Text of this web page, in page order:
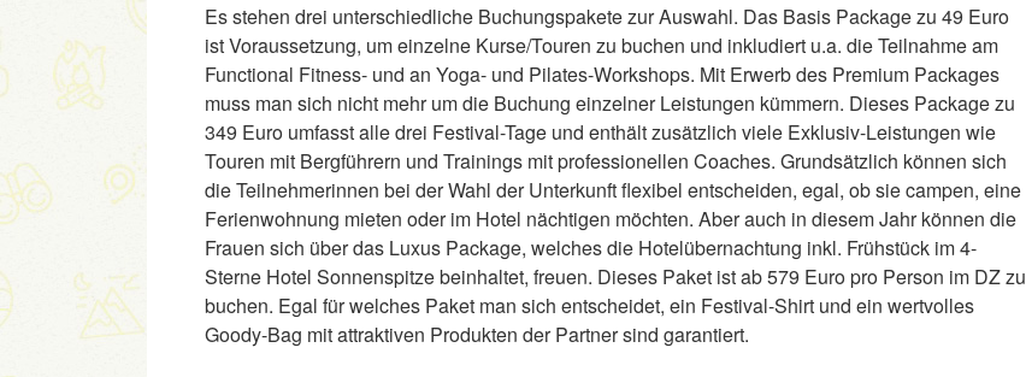
Es stehen drei unterschiedliche Buchungspakete zur Auswahl. Das Basis Package zu 49 Euro
ist Voraussetzung, um einzelne Kurse/Touren zu buchen und inkludiert u.a. die Teilnahme am
Functional Fitness- und an Yoga- und Pilates-Workshops. Mit Erwerb des Premium Packages
muss man sich nicht mehr um die Buchung einzelner Leistungen kümmern. Dieses Package zu
349 Euro umfasst alle drei Festival-Tage und enthält zusätzlich viele Exklusiv-Leistungen wie
Touren mit Bergführern und Trainings mit professionellen Coaches. Grundsätzlich können sich
die Teilnehmerinnen bei der Wahl der Unterkunft flexibel entscheiden, egal, ob sie campen, eine
Ferienwohnung mieten oder im Hotel nächtigen möchten. Aber auch in diesem Jahr können die
Frauen sich über das Luxus Package, welches die Hotelübernachtung inkl. Frühstück im 4-
Sterne Hotel Sonnenspitze beinhaltet, freuen. Dieses Paket ist ab 579 Euro pro Person im DZ zu
buchen. Egal für welches Paket man sich entscheidet, ein Festival-Shirt und ein wertvolles
Goody-Bag mit attraktiven Produkten der Partner sind garantiert.